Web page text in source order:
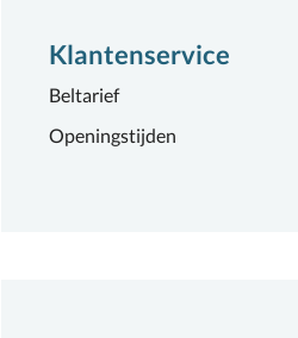
Klantenservice
Beltarief
Openingstijden